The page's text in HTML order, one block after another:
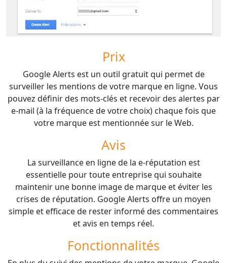
Prix
Google Alerts est un outil gratuit qui permet de
surveiller les mentions de votre marque en ligne. Vous
pouvez définir des mots-clés et recevoir des alertes par
e-mail (à la fréquence de votre choix) chaque fois que
votre marque est mentionnée sur le Web.
Avis
La surveillance en ligne de la e-réputation est
essentielle pour toute entreprise qui souhaite
maintenir une bonne image de marque et éviter les
crises de réputation. Google Alerts offre un moyen
simple et efficace de rester informé des commentaires
et avis en temps réel.
Fonctionnalités